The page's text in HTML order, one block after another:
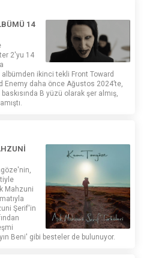
14
2'yu 14
ikinci tekli Front Toward
Enemy daha önce Ağustos 2024’te,
B yüzü olarak şer almış,
Mahzuni
Şerif'in
Beni' gibi besteler de bulunuyor.